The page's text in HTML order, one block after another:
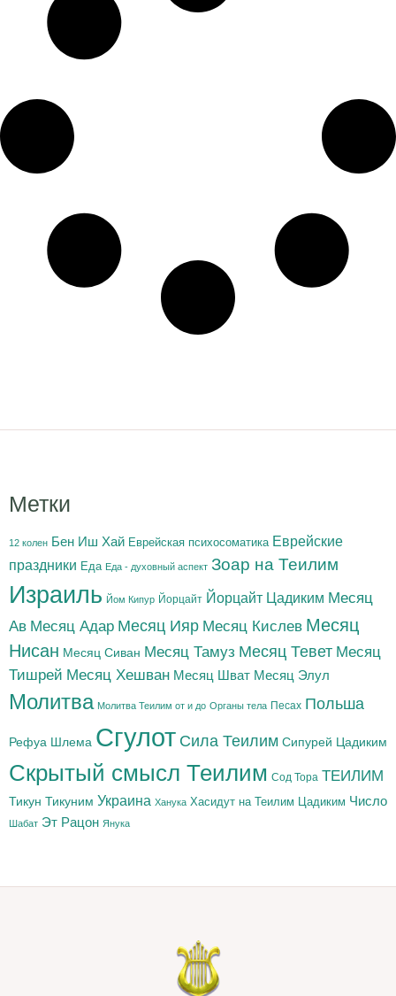
Метки
12 колен Бен Иш Хай Еврейская психосоматика Еврейские
праздники Еда Еда - духовный аспект Зоар на Теилим
Израиль Йом Кипур Йорцайт Йорцайт Цадиким Месяц
Ав Месяц Адар Месяц Ияр Месяц Кислев Месяц
Нисан Месяц Сиван Месяц Тамуз Месяц Тевет Месяц
Тишрей Месяц Хешван Месяц Шват Месяц Элул
Молитва Молитва Теилим от и до Органы тела Песах Польша
Рефуа Шлема Сгулот Сила Теилим Сипурей Цадиким
Скрытый смысл Теилим Сод Тора ТЕИЛИМ
Тикун Тикуним Украина Ханука Хасидут на Теилим Цадиким Число
Шабат Эт Рацон Янука